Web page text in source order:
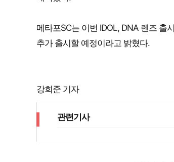
메타포SC는 이번 IDOL, DNA 렌즈 출
추가 출시할 예정이라고 밝혔다.
강희준 기자
관련기사